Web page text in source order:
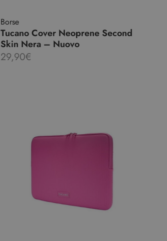
Borse
Tucano Cover Neoprene Second
Skin Nera – Nuovo
29,90€